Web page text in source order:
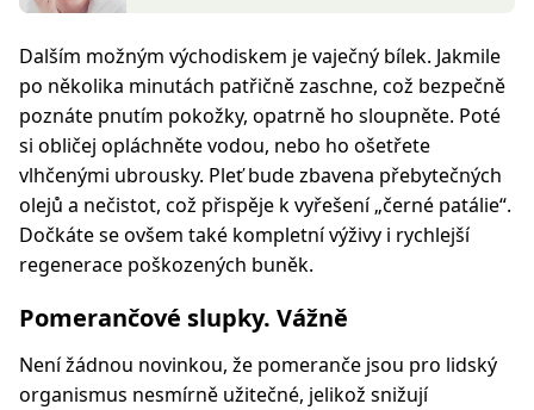
Dalším možným východiskem je vaječný bílek. Jakmile
po několika minutách patřičně zaschne, což bezpečně
poznáte pnutím pokožky, opatrně ho sloupněte. Poté
si obličej opláchněte vodou, nebo ho ošetřete
vlhčenými ubrousky. Pleť bude zbavena přebytečných
olejů a nečistot, což přispěje k vyřešení „černé patálie“.
Dočkáte se ovšem také kompletní výživy i rychlejší
regenerace poškozených buněk.
Pomerančové slupky. Vážně
Není žádnou novinkou, že pomeranče jsou pro lidský
organismus nesmírně užitečné, jelikož snižují